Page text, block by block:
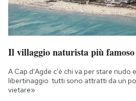
Il villaggio naturista più famoso
A Cap d'Agde c'è chi va per stare nudo
libertinaggio: tutti sono attratti da un
vietare»